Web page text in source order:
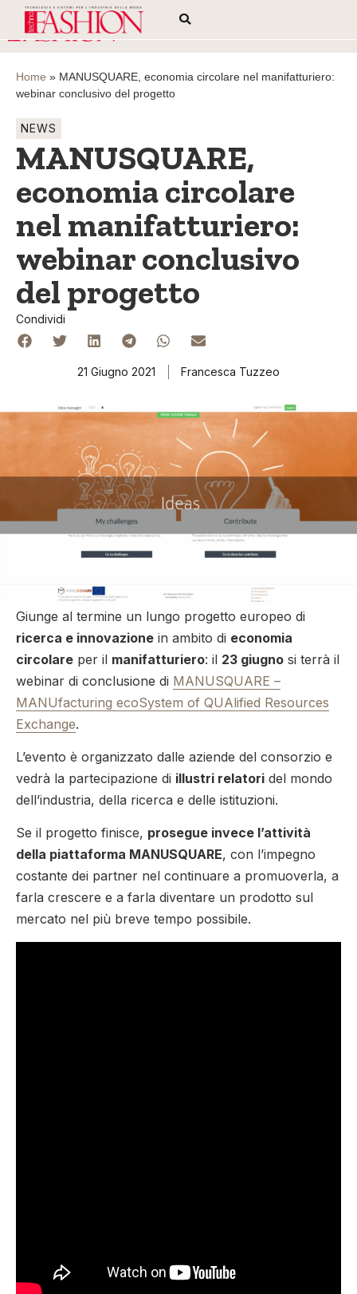
Home » MANUSQUARE, economia circolare nel manifatturiero:
webinar conclusivo del progetto
NEWS
MANUSQUARE,
economia circolare
nel manifatturiero:
webinar conclusivo
del progetto
Condividi
21 Giugno 2021 Francesca Tuzzeo
Giunge al termine un lungo progetto europeo di
ricerca e innovazione in ambito di economia
circolare per il manifatturiero: il 23 giugno si terrà il
webinar di conclusione di MANUSQUARE –
MANUfacturing ecoSystem of QUAlified Resources
Exchange.
L’evento è organizzato dalle aziende del consorzio e
vedrà la partecipazione di illustri relatori del mondo
dell’industria, della ricerca e delle istituzioni.
Se il progetto finisce, prosegue invece l’attività
della piattaforma MANUSQUARE, con l’impegno
costante dei partner nel continuare a promuoverla, a
farla crescere e a farla diventare un prodotto sul
mercato nel più breve tempo possibile.